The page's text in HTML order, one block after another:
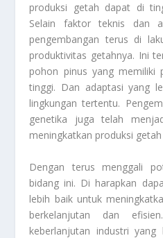
produksi getah dapat di
Selain faktor teknis dan
pengembangan terus di
produktivitas getahnya. Ini
pohon pinus yang memiliki
tinggi. Dan adaptasi yang
lingkungan tertentu.
genetika juga telah
meningkatkan produksi
Dengan terus menggali
bidang ini. Di harapkan
lebih baik untuk
berkelanjutan dan
keberlanjutan industri